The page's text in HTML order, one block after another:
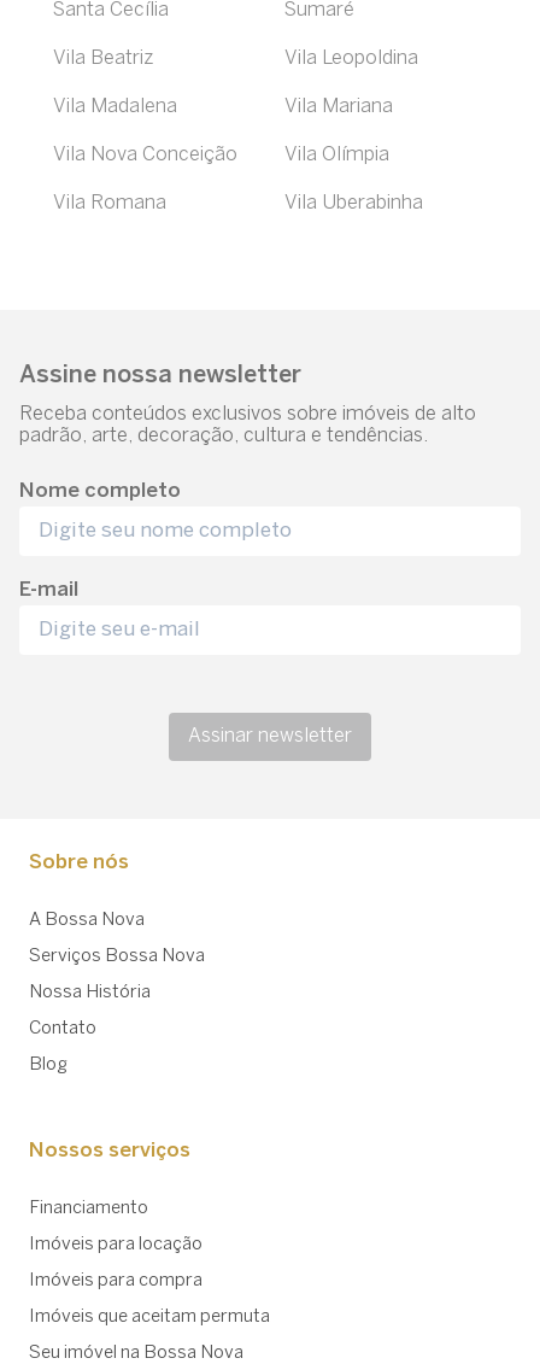
Santa Cecília Sumaré
Vila Beatriz Vila Leopoldina
Vila Madalena Vila Mariana
Vila Nova Conceição Vila Olímpia
Vila Romana Vila Uberabinha
Assine nossa newsletter
Receba conteúdos exclusivos sobre imóveis de alto
padrão, arte, decoração, cultura e tendências.
Nome completo
E-mail
Assinar newsletter
Sobre nós
A Bossa Nova
Serviços Bossa Nova
Nossa História
Contato
Blog
Nossos serviços
Financiamento
Imóveis para locação
Imóveis para compra
Imóveis que aceitam permuta
Seu imóvel na Bossa Nova